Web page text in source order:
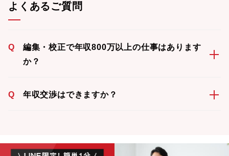
よくあるご質問
Q
編集・校正で年収800万以上の仕事はあります
か？
Q 年収交渉はできますか？